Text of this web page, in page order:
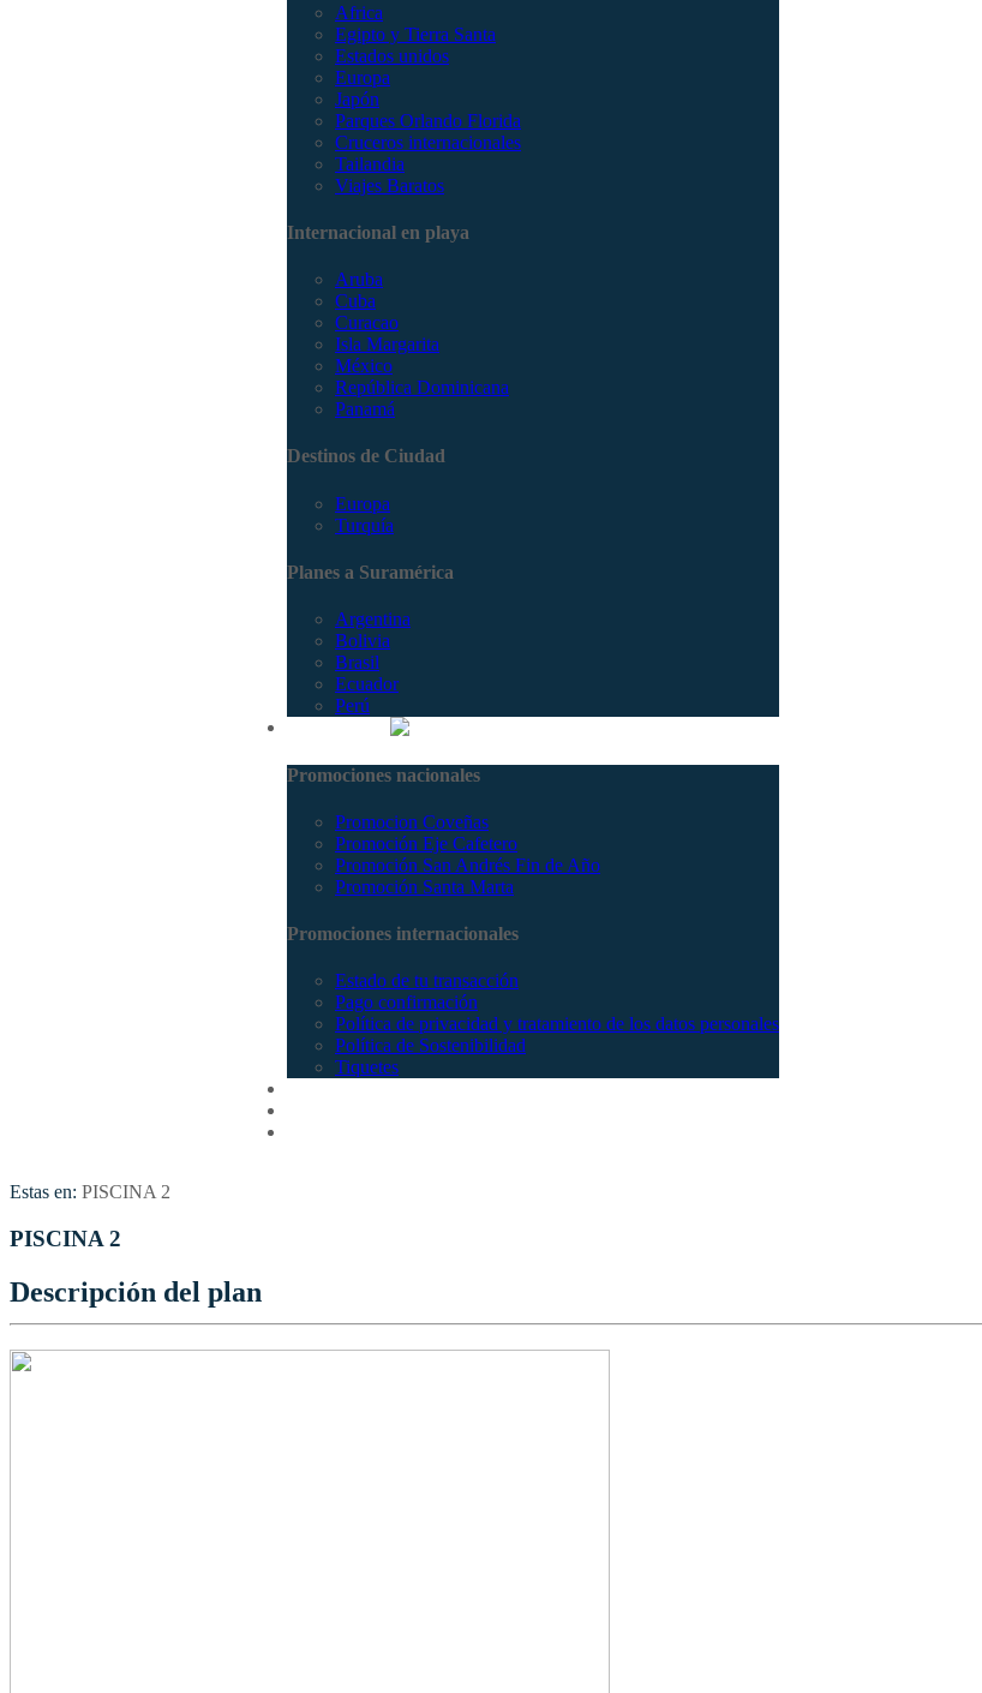
Africa
Egipto y Tierra Santa
Estados unidos
Europa
Japón
Parques Orlando Florida
Cruceros internacionales
Tailandia
Viajes Baratos
Internacional en playa
Aruba
Cuba
Curacao
Isla Margarita
México
República Dominicana
Panamá
Destinos de Ciudad
Europa
Turquía
Planes a Suramérica
Argentina
Bolivia
Brasil
Ecuador
Perú
Promociones nacionales
Promocion Coveñas
Promoción Eje Cafetero
Promoción San Andrés Fin de Año
Promoción Santa Marta
Promociones internacionales
Estado de tu transacción
Pago confirmación
Política de privacidad y tratamiento de los datos personales
Política de Sostenibilidad
Tiquetes
Estas en: PISCINA 2
PISCINA 2
Descripción del plan